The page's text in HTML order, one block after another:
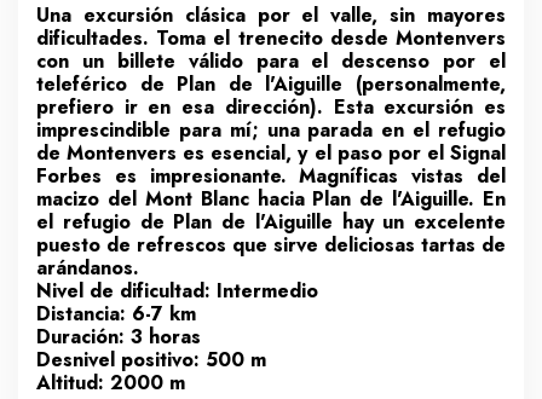
Una excursión clásica por el valle, sin mayores
dificultades. Toma el trenecito desde Montenvers
con un billete válido para el descenso por el
teleférico de Plan de l'Aiguille (personalmente,
prefiero ir en esa dirección). Esta excursión es
imprescindible para mí; una parada en el refugio
de Montenvers es esencial, y el paso por el Signal
Forbes es impresionante. Magníficas vistas del
macizo del Mont Blanc hacia Plan de l'Aiguille. En
el refugio de Plan de l'Aiguille hay un excelente
puesto de refrescos que sirve deliciosas tartas de
arándanos.
Nivel de dificultad: Intermedio
Distancia: 6-7 km
Duración: 3 horas
Desnivel positivo: 500 m
Altitud: 2000 m